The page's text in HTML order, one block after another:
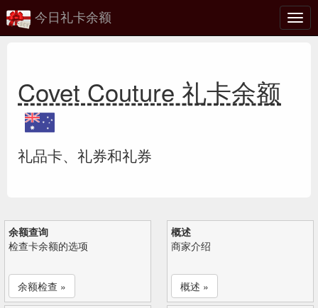
切
换
今日礼卡余额
Covet Couture 礼卡余额
礼品卡、礼券和礼券
余额查询
检查卡余额的选项
余额检查 »
概述
商家介绍
概述 »